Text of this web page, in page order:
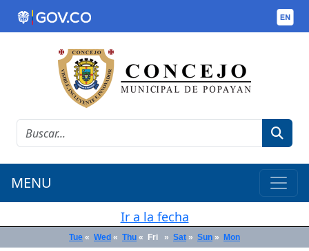
MENU
Ir a la fecha
Tue « Wed « Thu « Fri » Sat » Sun » Mon